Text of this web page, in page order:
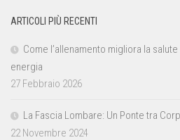
ARTICOLI PIÙ RECENTI
Come l’allenamento migliora la
energia
27 Febbraio 2026
La Fascia Lombare: Un Ponte tra
22 Novembre 2024